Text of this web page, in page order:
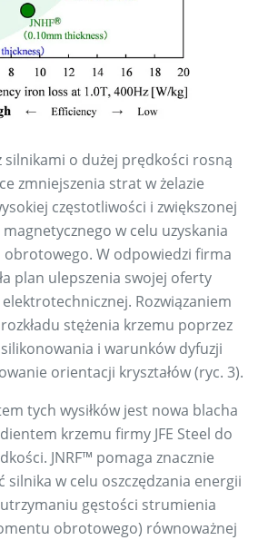
silnikami o dużej prędkości rosną
zmniejszenia strat w żelazie
częstotliwości i zwiększonej
w celu uzyskania
W odpowiedzi firma
plan ulepszenia swojej oferty
Rozwiązaniem
stężenia krzemu poprzez
i warunków dyfuzji
orientacji kryształów (ryc. 3).
tych wysiłków jest nowa blacha
krzemu firmy JFE Steel do
JNRF™ pomaga znacznie
silnika w celu oszczędzania energii
gęstości strumienia
obrotowego) równoważnej